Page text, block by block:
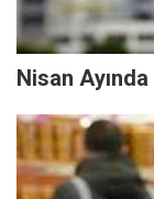
Nisan